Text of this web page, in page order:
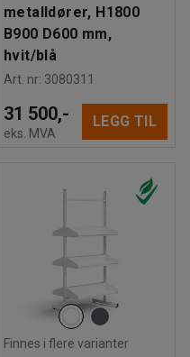
metalldører, H1800
B900 D600 mm,
hvit/blå
Art. nr: 3080311
31 500,-
eks. MVA
LEGG TIL
Finnes i flere varianter